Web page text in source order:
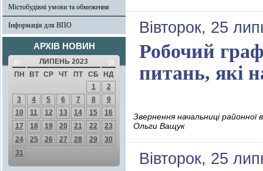
Містобудівні умови та обмеження
Інформація для ВПО
АРХІВ НОВИН
« ЛИПЕНЬ 2023 »
ПН ВТ СР ЧТ ПТ СБ
НД
1
2
3
4 5 6 7 8
9
10
11 12 13 14 15
16
17
18 19 20 21 22
23
24
25 26 27 28 29
30
31
Вівторок, 25
Робочий
питань, які
Звернення начальниці районної
Ольги Ващук
Вівторок, 25